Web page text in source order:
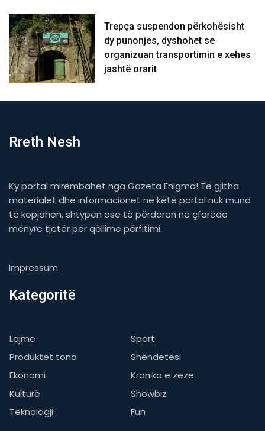
Trepça suspendon përkohësisht
dy punonjës, dyshohet se
organizuan transportimin e xehes
jashtë orarit
Rreth Nesh
Ky portal mirëmbahet nga Gazeta Enigma! Të gjitha
materialet dhe informacionet në këtë portal nuk mund
të kopjohen, shtypen ose të përdoren në çfarëdo
mënyre tjetër për qëllime përfitimi.
Impressum
Kategoritë
Lajme
Sport
Produktet tona
Shëndetësi
Ekonomi
Kronika e zezë
Kulturë
Showbiz
Teknologji
Fun